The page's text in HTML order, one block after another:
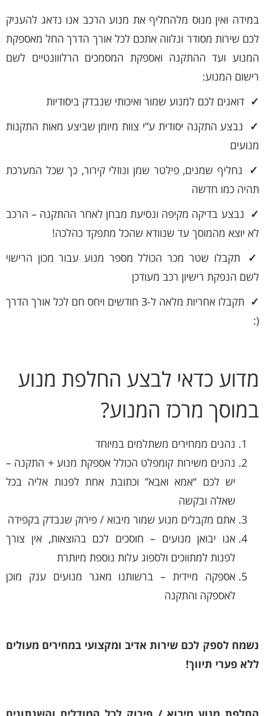
במידה ואין מנוס מלהחליף את מנוע הרכב אנו נדאג להעניק
לכם שירות מסודר ונלווה אתכם לכל אורך הדרך החל מאספקת
המנוע ועד ההתקנה ואספקת המסמכים הרלווונטיים לשם
רישום המנוע:
✓ דואגים לכם למנוע שמור ואיכותי שנבדק ביסודיות
✓ נבצע התקנה יסודית ע”י צוות מיומן שביצע מאות התקנות
מנועים
✓ נחליף שמנים, פילטר שמן ונוזלי קירור, כך שכל המערכת
תהיה כמו חדשה
✓ נבצע בדיקה מקיפה ונסיעת מבחן לאחר ההתקנה – הרכב
לא יוצא מהמוסך עד שנוודא שהכל מתפקד כהלכה!
✓ תקבלו שטר מכר הכולל מספר מנוע עבור מכון הרישוי
לשם הנפקת רישיון רכב מעודכן
✓
תקבלו אחריות מלאה ל-3 חודשים ויחס חם לכל אורך הדרך
(:
מדוע כדאי לבצע החלפת מנוע
במוסך מרכז המנוע?
נהנים ממחירים משתלמים במיוחד
נהנים משירות קומפלט הכולל אספקת מנוע + התקנה –
יש לכם “אמא ואבא” וכתובת אחת לפנות אליה בכל
שאלה ובקשה
אתם מקבלים מנוע שמור מיבוא / פירוק שנבדק בקפידה
אנו יבואן מנועים – חוסכים לכם בהוצאות, אין צורך
לפנות למתווכים ולספוג עלות נוספת מיותרת
אספקה מיידית – ברשותנו מאגר מנועים ענק מוכן
לאספקה והתקנה
נשמח לספק לכם שירות אדיב ומקצועי במחירים מעולים
ללא פערי תיווך!